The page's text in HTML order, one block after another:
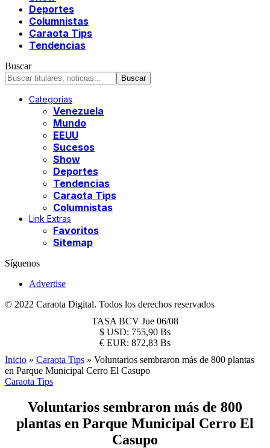
Deportes
Columnistas
Caraota Tips
Tendencias
Buscar
Categorías
Venezuela
Mundo
EEUU
Sucesos
Show
Deportes
Tendencias
Caraota Tips
Columnistas
Link Extras
Favoritos
Sitemap
Síguenos
Advertise
© 2022 Caraota Digital. Todos los derechos reservados
TASA BCV Jue 06/08
$ USD: 755,90 Bs
€ EUR: 872,83 Bs
Inicio » Caraota Tips » Voluntarios sembraron más de 800 plantas
en Parque Municipal Cerro El Casupo
Caraota Tips
Voluntarios sembraron más de 800
plantas en Parque Municipal Cerro El
Casupo